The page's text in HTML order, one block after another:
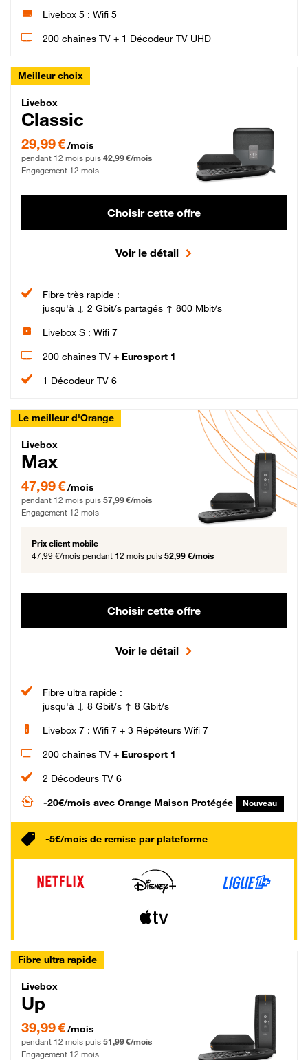
Livebox 5 : Wifi 5
200 chaînes TV + 1 Décodeur TV UHD
Meilleur choix
Livebox Classic Fibre
Livebox
Classic
29,99 € par mois pendant 12 mois puis 42,99 € par mois, Engagement 12 mois
29,99 €/mois
pendant 12 mois puis 42,99 €/mois
Engagement 12 mois
Choisir cette offre
Voir le détail
Fibre très rapide :
jusqu'à ↓ 2 Gbit/s partagés ↑ 800 Mbit/s
Livebox S : Wifi 7
200 chaînes TV + Eurosport 1
1 Décodeur TV 6
Le meilleur d'Orange
Livebox Max Fibre
Livebox
Max
47,99 € par mois pendant 12 mois puis 57,99 € par mois, Engagement 12 mois
47,99 €/mois
pendant 12 mois puis 57,99 €/mois
Engagement 12 mois
Prix client mobile
47,99 €/mois pendant 12 mois puis 52,99 €/mois
Choisir cette offre
Voir le détail
Fibre ultra rapide :
jusqu'à ↓ 8 Gbit/s ↑ 8 Gbit/s
Livebox 7 : Wifi 7 + 3 Répéteurs Wifi 7
200 chaînes TV + Eurosport 1
2 Décodeurs TV 6
-20€/mois avec Orange Maison Protégée Nouveau
-5€/mois de remise par plateforme
Fibre ultra rapide
Livebox Up Fibre
Livebox
Up
39,99 € par mois pendant 12 mois puis 51,99 € par mois, Engagement 12 mois
39,99 €/mois
pendant 12 mois puis 51,99 €/mois
Engagement 12 mois